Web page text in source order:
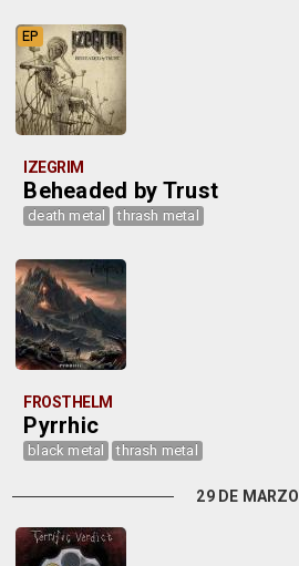
EP
IZEGRIM
Beheaded by Trust
death metal thrash metal
FROSTHELM
Pyrrhic
black metal thrash metal
29 DE MARZO